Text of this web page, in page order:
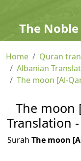
The
Home
Quran
Albanian
The moon [Al-
The moon
Translation
Surah The moon